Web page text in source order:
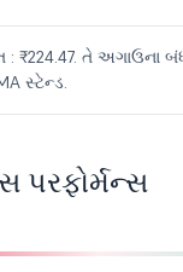
તે અગાઉના બંધ
સ્ટેન્ડ.